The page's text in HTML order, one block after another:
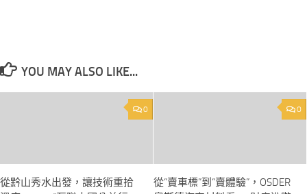
YOU MAY ALSO LIKE...
0
從黔山秀水出發，讓技術重拾
0
從“賣車標”到“賣體驗”，OSDER